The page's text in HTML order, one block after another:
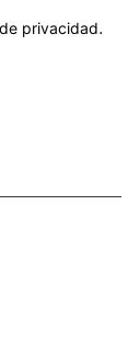
privacidad.